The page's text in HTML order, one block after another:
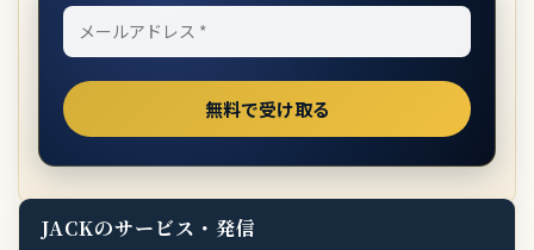
JACKのサービス・発信